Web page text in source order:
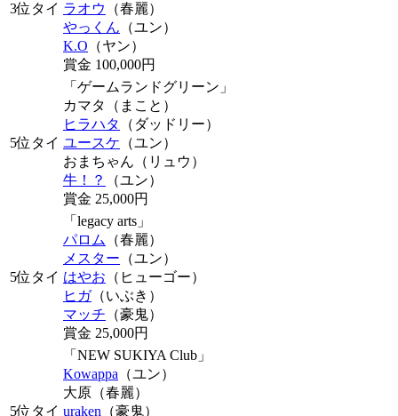
3位タイ ラオウ
（春麗）
やっくん （ユン）
K.O （ヤン）
賞金 100,000円
5位タイ
「ゲームランドグリーン」
カマタ
（まこと）
ヒラハタ
（ダッドリー）
ユースケ （ユン）
おまちゃん （リュウ）
牛！？
（ユン）
賞金 25,000円
5位タイ
「legacy arts」
パロム
（春麗）
メスター （ユン）
はやお （ヒューゴー）
ヒガ（いぶき）
マッチ （豪鬼）
賞金 25,000円
5位タイ
「NEW SUKIYA Club」
Kowappa （ユン）
大原 （春麗）
uraken （豪鬼）